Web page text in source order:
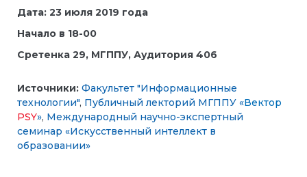
Дата: 23 июля 2019 года
Начало в 18-00
Сретенка 29, МГППУ, Аудитория 406
Источники: Факультет "Информационные
технологии", Публичный лекторий МГППУ «Вектор
PSY», Международный научно-экспертный
семинар «Искусственный интеллект в
образовании»